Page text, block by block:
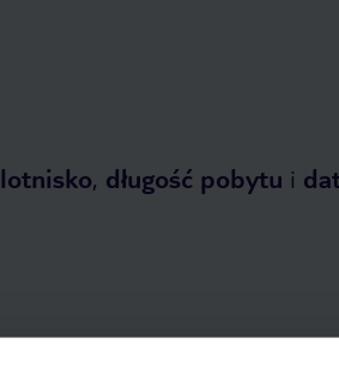
lotnisko, długość pobytu i